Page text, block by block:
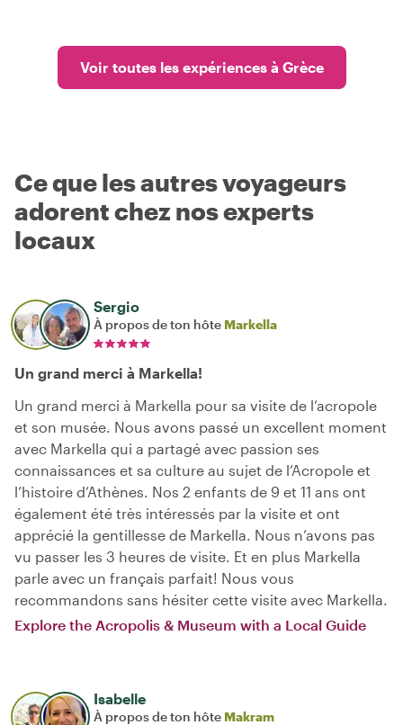
Voir toutes les expériences à Grèce
Ce que les autres voyageurs
adorent chez nos experts
locaux
Sergio
À propos de ton hôte Markella
Un grand merci à Markella!
Un grand merci à Markella pour sa visite de l’acropole
et son musée. Nous avons passé un excellent moment
avec Markella qui a partagé avec passion ses
connaissances et sa culture au sujet de l’Acropole et
l’histoire d’Athènes. Nos 2 enfants de 9 et 11 ans ont
également été très intéressés par la visite et ont
apprécié la gentillesse de Markella. Nous n’avons pas
vu passer les 3 heures de visite. Et en plus Markella
parle avec un français parfait! Nous vous
recommandons sans hésiter cette visite avec Markella.
Explore the Acropolis & Museum with a Local Guide
Isabelle
À propos de ton hôte Makram